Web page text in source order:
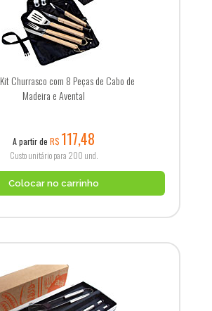
Kit Churrasco com 8 Peças de Cabo de
Madeira e Avental
A partir de R$ 117,48
Custo unitário para 200 und.
Colocar no carrinho